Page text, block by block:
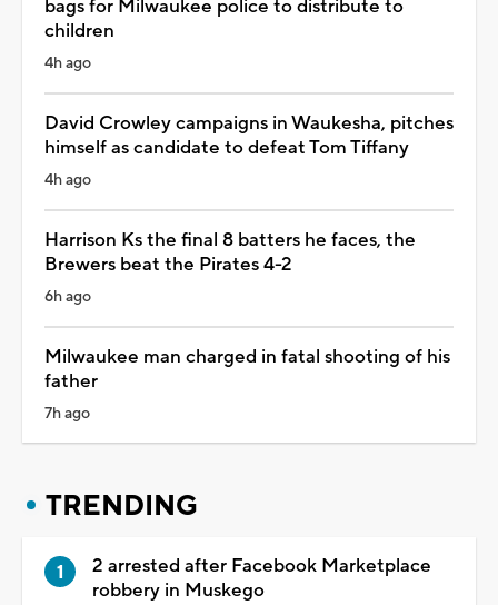
bags for Milwaukee police to distribute to
children
4h ago
David Crowley campaigns in Waukesha, pitches
himself as candidate to defeat Tom Tiffany
4h ago
Harrison Ks the final 8 batters he faces, the
Brewers beat the Pirates 4-2
6h ago
Milwaukee man charged in fatal shooting of his
father
7h ago
TRENDING
2 arrested after Facebook Marketplace
robbery in Muskego